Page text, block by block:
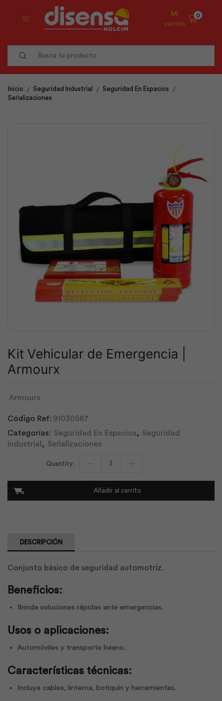
Mi
carrito
0
Inicio / Seguridad Industrial / Seguridad En Espacios /
Seńalizaciones
Kit Vehicular de Emergencia |
Armourx
Armourx
Código Ref: 91030587
Categorías: Seguridad En Espacios, Seguridad
Industrial , Seńalizaciones
Armourx
Añadir al carrito
DESCRIPCIÓN
Conjunto básico de seguridad automotriz.
Beneficios:
Brinda soluciones rápidas ante emergencias.
Usos o aplicaciones:
Automóviles y transporte liviano.
Características técnicas:
Incluye cables, linterna, botiquín y herramientas.